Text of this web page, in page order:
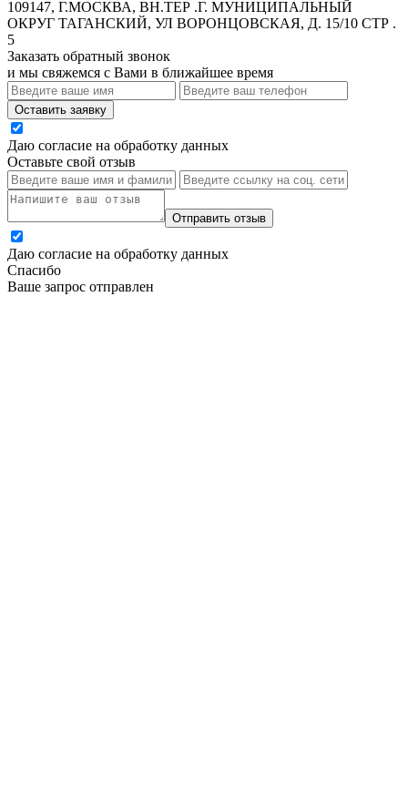
109147, Г.МОСКВА, ВН.ТЕР .Г. МУНИЦИПАЛЬНЫЙ
ОКРУГ ТАГАНСКИЙ, УЛ ВОРОНЦОВСКАЯ, Д. 15/10 СТР .
5
Заказать обратный звонок
и мы свяжемся с Вами в ближайшее время
Оставить заявку
Даю согласие на обработку данных
Оставьте свой отзыв
Отправить отзыв
Даю согласие на обработку данных
Спасибо
Ваше запрос отправлен